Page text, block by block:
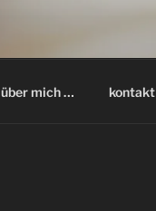
über mich … kontakt